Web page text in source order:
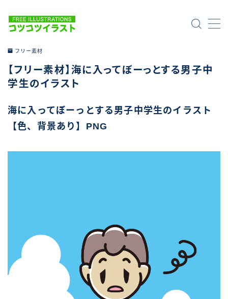
ホーム
お問い合わせ
フリー素材
【フリー素材】海に入ってぼーっとする男子中
学生のイラスト
海に入ってぼーっとする男子中学生のイラスト
【色、背景あり】PNG